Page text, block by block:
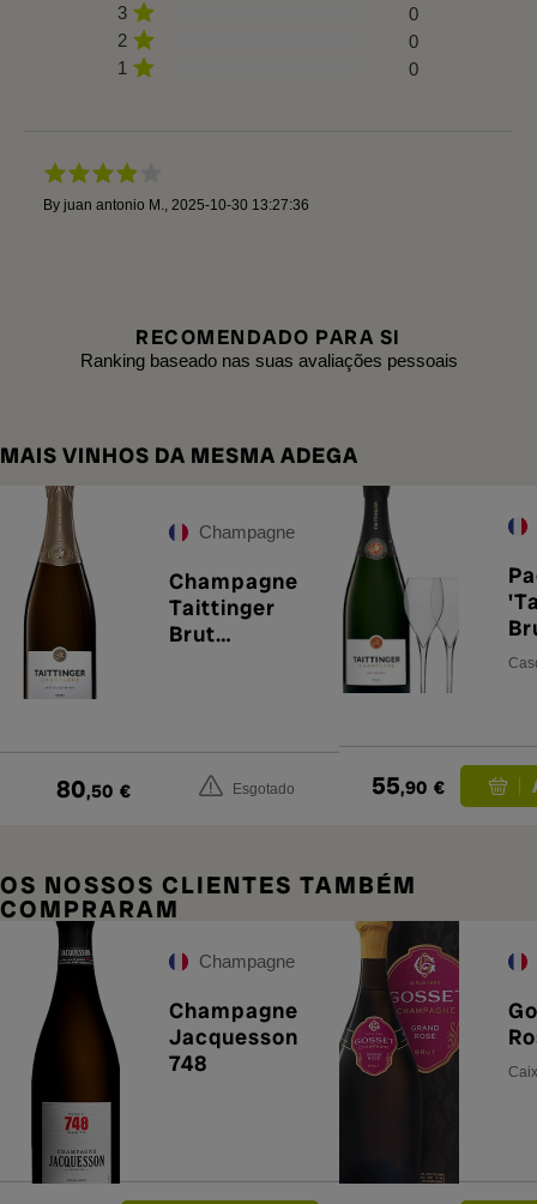
3
0
2
0
1
0
By juan antonio M. 2025-10-30 13:27:36
RECOMENDADO PARA SI
Ranking baseado nas suas avaliações pessoais
MAIS VINHOS DA MESMA ADEGA
Champagne
Champagne
Taittinger
Brut
80,50 € Esgotado 55,90 €
OS NOSSOS CLIENTES TAMBÉM
COMPRARAM
Champagne
Champagne
Jacquesson
748